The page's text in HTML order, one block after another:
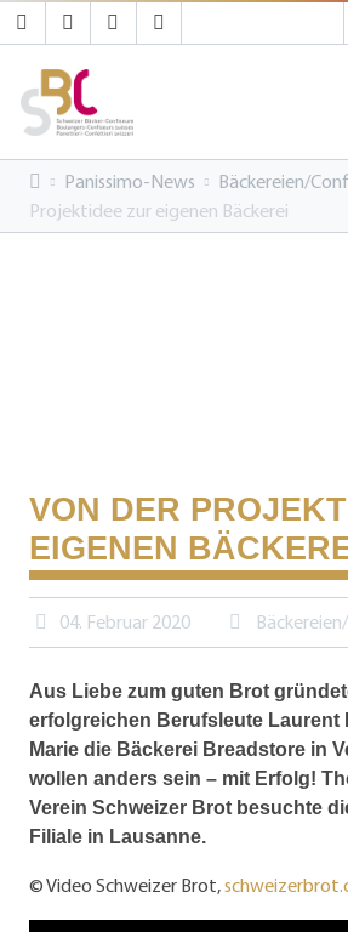
Panissimo-News Bäckereien/
Projektidee zur eigenen Bäckerei
VON DER
EIGENEN
04. Februar 2020
Aus Liebe zum guten Brot
erfolgreichen Berufsleute Laurent
Marie die Bäckerei Breadstore in
wollen anders sein – mit Erfolg!
Verein Schweizer Brot besuchte
Filiale in Lausanne.
© Video Schweizer Brot,